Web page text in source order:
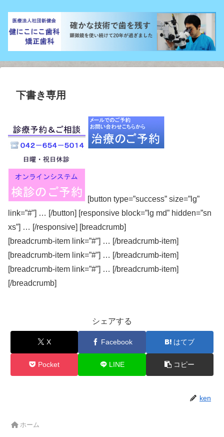
下書き専用
[button type=”success” size=”lg”
link=”#”] … [/button] [responsive block=”lg md” hidden=”sn
xs”] … [/responsive] [breadcrumb]
[breadcrumb-item link=”#”] … [/breadcrumb-item]
[breadcrumb-item link=”#”] … [/breadcrumb-item]
[breadcrumb-item link=”#”] … [/breadcrumb-item]
[/breadcrumb]
シェアする
X Facebook はてブ
Pocket LINE コピー
ken
ホーム